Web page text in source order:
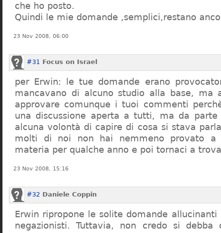
che ho posto.
Quindi le mie domande ,semplici,restano
23 Nov 2008, 06:00
#31 Focus on Israel
per Erwin: le tue domande erano
mancavano di alcuno studio alla base, ma
approvare comunque i tuoi commenti
una discussione aperta a tutti, ma da parte
alcuna volontà di capire di cosa si stava
molti di noi non hai nemmeno provato a
materia per qualche anno e poi tornaci a
23 Nov 2008, 15:16
#32 Daniele Coppin
Erwin ripropone le solite domande
negazionisti. Tuttavia, non credo si debba